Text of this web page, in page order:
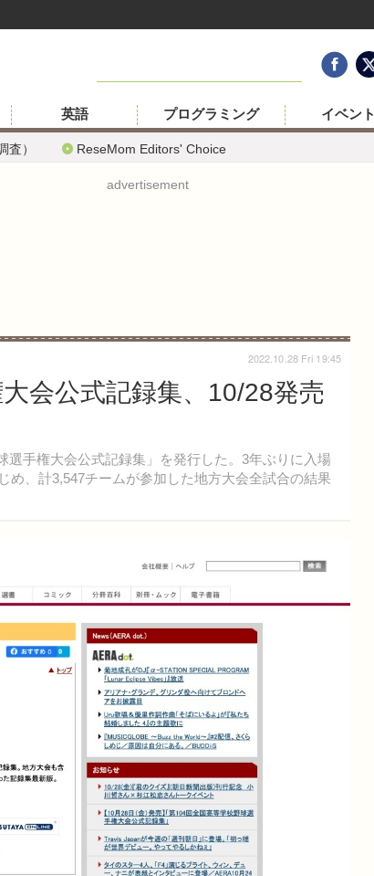
査） ReseMom Editors' Choice
英語 プログラミング イベント
advertisement
会公式記録集、10/28発売
手権大会公式記録集」を発行した。3年ぶりに入場
、計3,547チームが参加した地方大会全試合の結果
2022.10.28 Fri 19:45